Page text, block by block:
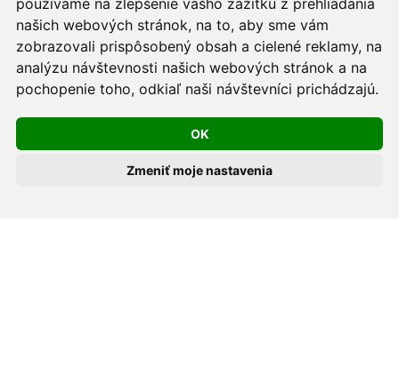
používame na zlepšenie vášho zážitku z prehliadania
našich webových stránok, na to, aby sme vám
zobrazovali prispôsobený obsah a cielené reklamy, na
analýzu návštevnosti našich webových stránok a na
pochopenie toho, odkiaľ naši návštevníci prichádzajú.
OK
Zmeniť moje nastavenia
Používame cookies -nastavenie cookies.
Skopírovaním textu alebo časti textu z akejkoľvek
stránky tohto webu a jeho umiestnením na iný web
porušíte práva MUDr. Romana Sokola, PhD., MPH, ako
aj práva ďalších osôb zúčastnených na tvorbe obsahu
pre tento web.